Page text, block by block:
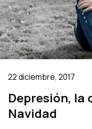
22 diciembre, 2017
Depresión, la
Navidad